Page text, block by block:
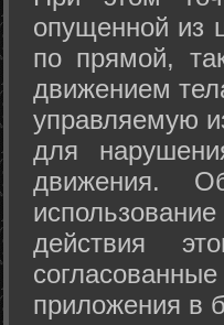
опущенной из
по прямой,
движением
управляемую
для
движения.
действия
приложения в